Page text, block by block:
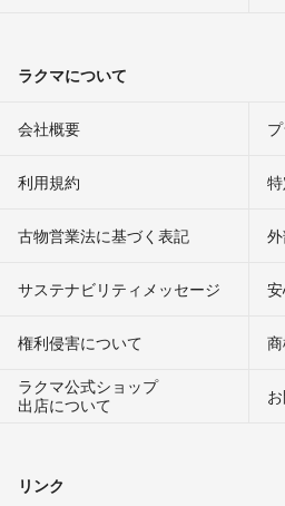
ラクマについて
会社概要
利用規約
古物営業法に基づく表記
サステナビリティメッセージ
権利侵害について
ラクマ公式ショップ
出店について
リンク